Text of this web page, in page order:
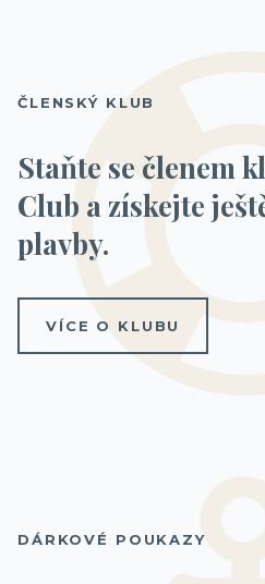
ČLENSKÝ KLUB
Staňte se členem
Club a získejte
plavby.
VÍCE O KLUBU
DÁRKOVÉ POUKAZY